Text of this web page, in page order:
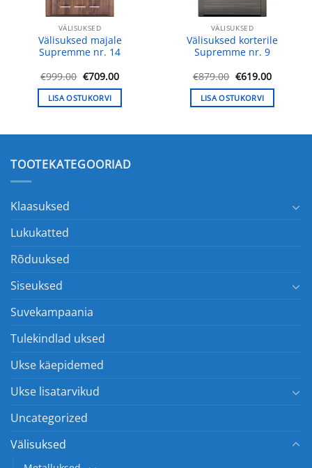
VÄLISUKSED
Välisuksed majale
Supremme nr. 14
€999.00 Algne
oli:
€999.00.
€709.00Praegune
on:
€709.00.
LISA OSTUKORVI
VÄLISUKSED
Välisuksed korterile
Supremme nr. 9
€879.00 Algne
oli:
€879.00.
€619.00
on:
€619.00.
LISA OSTUKORVI
TOOTEKATEGOORIAD
Klaasuksed
Lukukatted
Rõduuksed
Siseuksed
Suvekampaania
Tulekindlad uksed
Ukse käepidemed
Ukse lisatarvikud
Uncategorized
Välisuksed